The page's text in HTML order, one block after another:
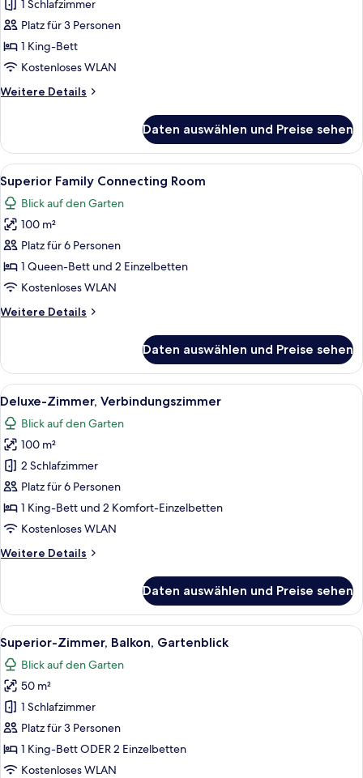
Schlafzimmer
anzeigen
1 Schlafzimmer
Platz für 3 Personen
1 King-Bett
Kostenloses WLAN
Weitere Details
Weitere
1
Schlafzimmer
Daten auswählen und Preise sehen
Alle
Fotos
für
Superior
Family
Connecting
Room
Ein modernes Hotelzimmer mit
10
Superior Family Connecting Room
Blick auf den Garten
100 m²
Platz für 6 Personen
1 Queen-Bett und 2 Einzelbetten
Kostenloses WLAN
Weitere Details
Weitere
Family
Connecting
Room
Daten auswählen und Preise sehen
Alle
Fotos
für
Deluxe-
Zimmer,
Verbindungszimmer
anzeigen
Ein modernes Hotelzimmer mit
8
Deluxe-Zimmer, Verbindungszimmer
Blick auf den Garten
100 m²
2 Schlafzimmer
Platz für 6 Personen
1 King-Bett und 2 Komfort-Einzelbetten
Kostenloses WLAN
Weitere Details
Weitere
Zimmer,
Verbindungszimmer
Daten auswählen und Preise sehen
Alle
Fotos
für
Superior-
Zimmer,
Balkon,
Gartenblick
anzeigen
Ein modernes Hotelzimmer mit
10
Superior-Zimmer, Balkon, Gartenblick
Blick auf den Garten
50 m²
1 Schlafzimmer
Platz für 3 Personen
1 King-Bett ODER 2 Einzelbetten
Kostenloses WLAN